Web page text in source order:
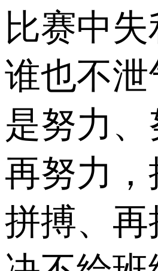
比赛中失
谁也不泄
是努力、
再努力，
拼搏、再